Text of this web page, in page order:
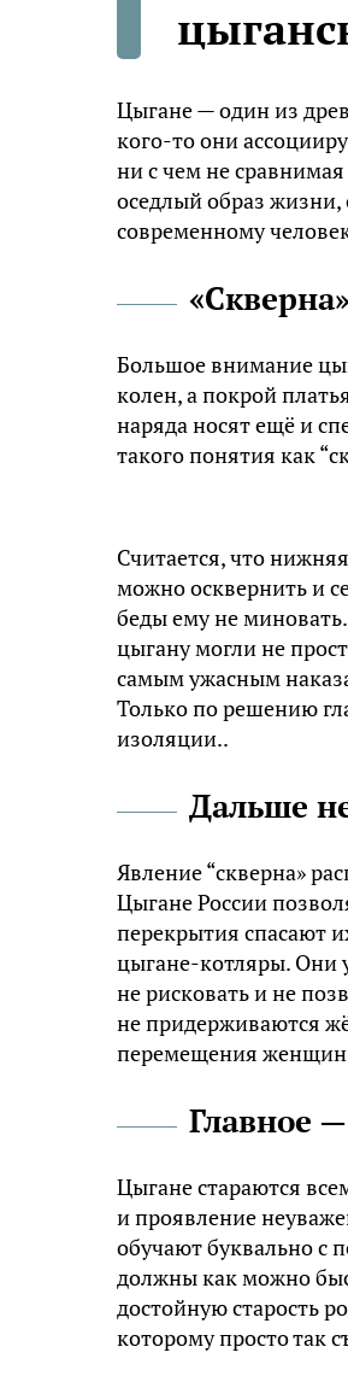
Цыгане — один из
кого-то они
ни с чем не сравнимая
оседлый образ жизни,
современному
Большое внимание
колен, а покрой
наряда носят ещё и
такого понятия как
Считается, что
можно осквернить и
беды ему не
цыгану могли не
самым ужасным
Только по решению
изоляции..
Дальше
Явление “скверна»
Цыгане России
перекрытия спасают
цыгане-котляры. Они
не рисковать и не
не придерживаются
перемещения женщин
Главное
Цыгане стараются
и проявление
обучают буквально с
должны как можно
достойную старость
которому просто так